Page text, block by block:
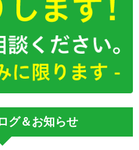
グ＆お知らせ